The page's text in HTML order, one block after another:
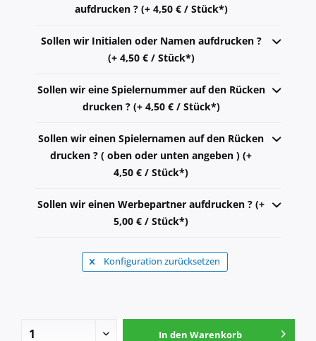
aufdrucken ? (+ 4,50 € / Stück*)
Sollen wir Initialen oder Namen aufdrucken ?
(+ 4,50 € / Stück*)
Sollen wir eine Spielernummer auf den Rücken
drucken ? (+ 4,50 € / Stück*)
Sollen wir einen Spielernamen auf den Rücken
drucken ? ( oben oder unten angeben ) (+
4,50 € / Stück*)
Sollen wir einen Werbepartner aufdrucken ? (+
5,00 € / Stück*)
Konfiguration zurücksetzen
In den Warenkorb